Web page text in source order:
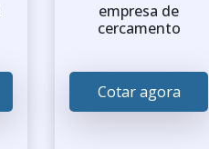
empresa de
cercamento
Cotar agora